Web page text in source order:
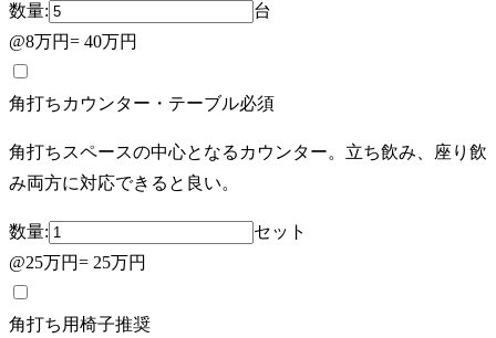
数量:
台
@8万円= 40万円
角打ちカウンター・テーブル必須
角打ちスペースの中心となるカウンター。立ち飲み、座り飲
み両方に対応できると良い。
数量:
セット
@25万円= 25万円
角打ち用椅子推奨